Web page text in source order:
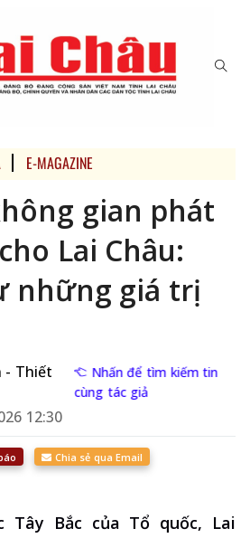
E-MAGAZINE
gian phát
Lai Châu:
những giá trị
- Thiết
Nhấn để tìm kiếm tin
cùng tác giả
12:30
Chia sẻ qua Email
Tây Bắc của Tổ quốc, Lai